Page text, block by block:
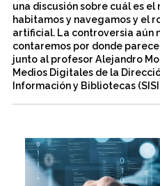
PERIODISMO
Estudiantes
una discusión sobre cuál es
habitamos y navegamos y el
artificial. La controversia aún
contaremos por donde
junto al profesor Alejandro
Medios Digitales de la
Información y Bibliotecas